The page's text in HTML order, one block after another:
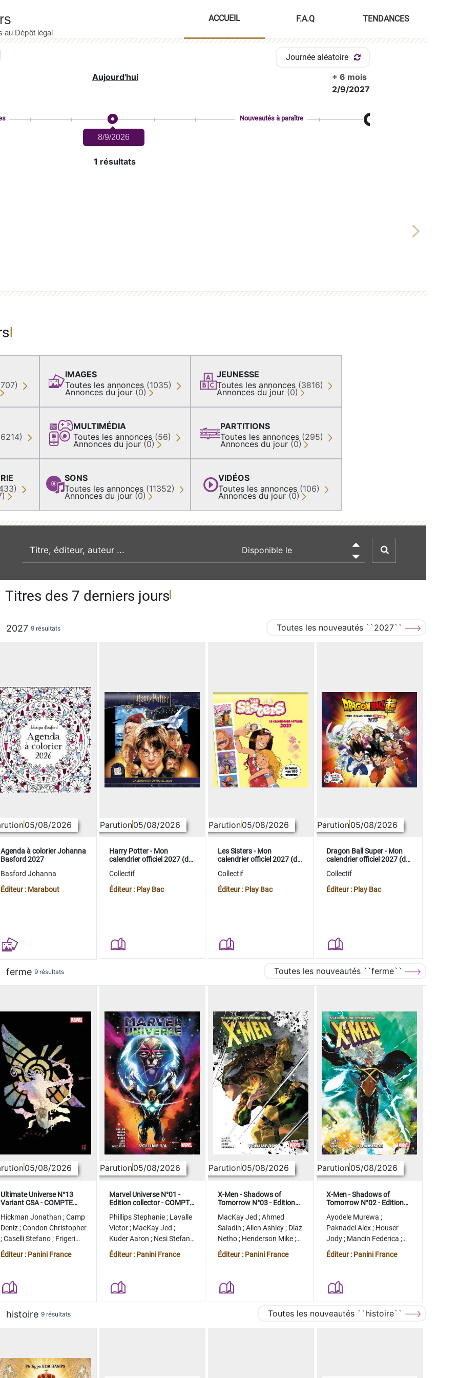
ACCUEIL F.A.Q TENDANCES
Journée aléatoire
Aujourd'hui
+ 6 mois
2/9/2027
8/9/2026
Nouveautés à paraître
1 résultats
Next
IMAGES
Toutes les annonces (1035)
Annonces du jour (0)
MULTIMÉDIA
Toutes les annonces (56)
Annonces du jour (0)
SONS
Toutes les annonces (11352)
Annonces du jour (0)
JEUNESSE
Toutes les annonces (3816)
Annonces du jour (0)
PARTITIONS
Toutes les annonces (295)
Annonces du jour (0)
VIDÉOS
Toutes les annonces (106)
Annonces du jour (0)
recherche par mot clé

Titres des 7 derniers jours
2027 9 résultats Toutes les nouveautés ``2027``
05/08/2026
Agenda à colorier Johanna
Basford 2027
Basford Johanna
Éditeur : Marabout
Parution05/08/2026
Harry Potter - Mon
calendrier officiel 2027 (de
Collectif
Éditeur : Play Bac
Parution05/08/2026
Les Sisters - Mon
calendrier officiel 2027 (de
Collectif
Éditeur : Play Bac
Parution05/08/2026
Dragon Ball Super - Mon
calendrier officiel 2027 (de
Collectif
Éditeur : Play Bac
ferme 9 résultats Toutes les nouveautés ``ferme``
05/08/2026
Ultimate Universe N°13
Variant CSA - COMPTE
Hickman Jonathan ;Camp
Deniz;Condon Christopher
;Caselli Stefano; Frigeri
Juan
Éditeur : Panini France
Parution05/08/2026
Marvel Universe N°01 -
Edition collector - COMPTE
Phillips Stephanie; Lavalle
Victor; MacKay Jed ;
Kuder Aaron ; Nesi Stefano
;Lopez Alvaro
Éditeur : Panini France
Parution05/08/2026
X-Men - Shadows of
Tomorrow N°03 - Edition
MacKay Jed ;Ahmed
Saladin ;Allen Ashley; Diaz
Netho; Henderson Mike;
Stegman Ryan
Éditeur : Panini France
Parution05/08/2026
X-Men - Shadows of
Tomorrow N°02 - Edition
Ayodele Murewa ;
Paknadel Alex; Houser
Jody; Mancin Federica ;
Antonio Roge
Éditeur : Panini France
histoire 9 résultats Toutes les nouveautés ``histoire``